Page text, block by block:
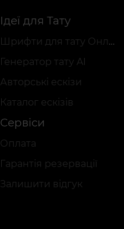
Ідеї для Тату
Шрифти для тату Онлайн
Генератор тату AI
Авторські ескізи
Каталог ескізів
Сервіси
Оплата
Гарантія резервації
Залишити відгук